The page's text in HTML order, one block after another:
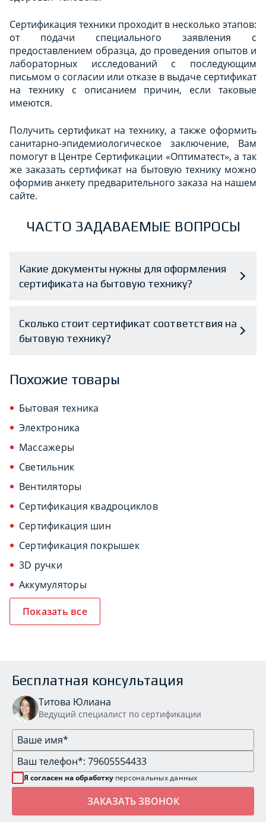
Сертификация техники проходит в несколько этапов:
от подачи специального заявления с
предоставлением образца, до проведения опытов и
лабораторных исследований с последующим
письмом о согласии или отказе в выдаче сертификат
на технику с описанием причин, если таковые
имеются.
Получить сертификат на технику, а также оформить
санитарно-эпидемиологическое заключение, Вам
помогут в Центре Сертификации «Оптиматест», а так
же заказать сертификат на бытовую технику можно
оформив анкету предварительного заказа на нашем
сайте.
ЧАСТО ЗАДАВАЕМЫЕ ВОПРОСЫ
Какие документы нужны для оформления
сертификата на бытовую технику?
Сколько стоит сертификат соответствия на
бытовую технику?
Похожие товары
Бытовая техника
Электроника
Массажеры
Светильник
Вентиляторы
Сертификация квадроциклов
Сертификация шин
Сертификация покрышек
3D ручки
Аккумуляторы
Показать все
Бесплатная консультация
Титова Юлиана
Ведущий специалист по сертификации
Я согласен на обработку персональных данных